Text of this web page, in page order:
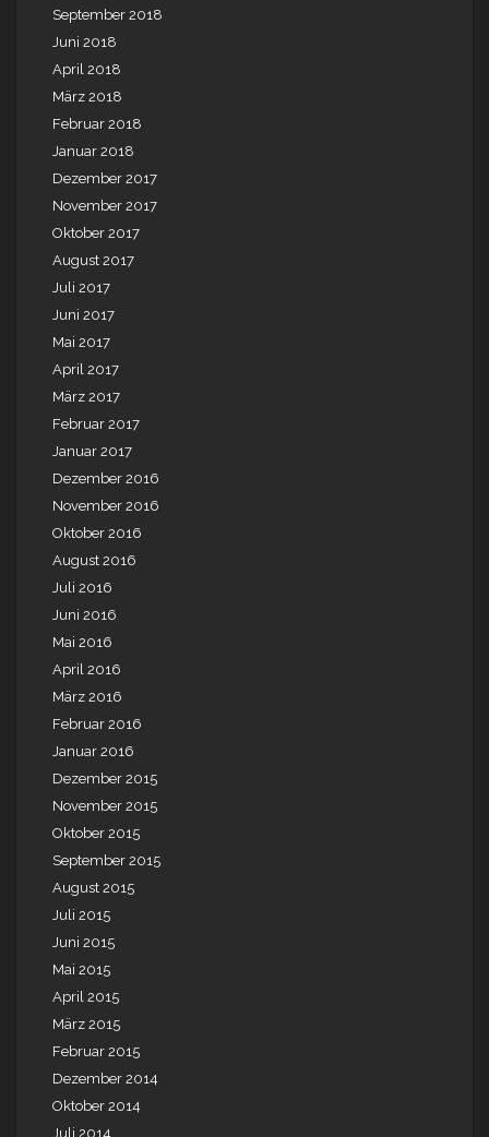
September 2018
Juni 2018
April 2018
März 2018
Februar 2018
Januar 2018
Dezember 2017
November 2017
Oktober 2017
August 2017
Juli 2017
Juni 2017
Mai 2017
April 2017
März 2017
Februar 2017
Januar 2017
Dezember 2016
November 2016
Oktober 2016
August 2016
Juli 2016
Juni 2016
Mai 2016
April 2016
März 2016
Februar 2016
Januar 2016
Dezember 2015
November 2015
Oktober 2015
September 2015
August 2015
Juli 2015
Juni 2015
Mai 2015
April 2015
März 2015
Februar 2015
Dezember 2014
Oktober 2014
Juli 2014